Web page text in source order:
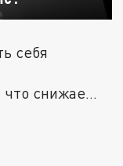
себя
что снижает